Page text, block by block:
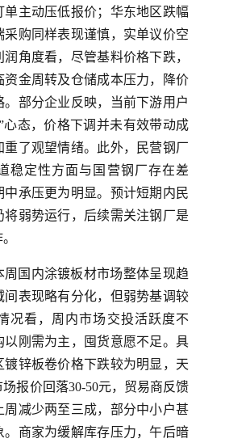
单主动压低报价；华东地区跌幅
采购同样表现谨慎，实单议价空
角度看，尽管基料价格下跌，
资金周转及仓储成本压力，降价
。部分企业反映，当前下游用户
心态，价格下调并未有效带动成
重了观望情绪。此外，民营钢厂
稳定性方面与国营钢厂存在差
中承压更为明显。预计短期内民
将弱势运行，后续需关注钢厂是
周国内涂镀板材市场整体呈现趋
间表现略有分化，但弱势基调较
况看，周内市场交投活跃度不
以刚需为主，囤货意愿不足。具
镀锌板卷价格下跌较为明显，天
报价回落30-50元，贸易商反馈
周减少两至三成，部分中小户甚
。商家为缓解库存压力，午后暗